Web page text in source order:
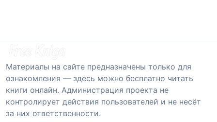
Материалы на сайте предназначены только для
ознакомления — здесь можно бесплатно читать
книги онлайн. Администрация проекта не
контролирует действия пользователей и не несёт
за них ответственности.